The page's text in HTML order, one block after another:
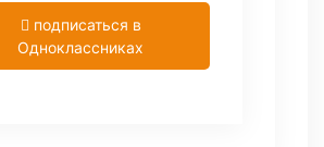
подписаться в
Одноклассниках